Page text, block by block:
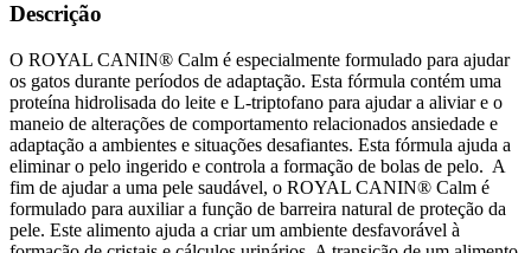
Descrição
O ROYAL CANIN® Calm é especialmente formulado para ajudar
os gatos durante períodos de adaptação. Esta fórmula contém uma
proteína hidrolisada do leite e L-triptofano para ajudar a aliviar e o
maneio de alterações de comportamento relacionados ansiedade e
adaptação a ambientes e situações desafiantes. Esta fórmula ajuda a
eliminar o pelo ingerido e controla a formação de bolas de pelo. A
fim de ajudar a uma pele saudável, o ROYAL CANIN® Calm é
formulado para auxiliar a função de barreira natural de proteção da
pele. Este alimento ajuda a criar um ambiente desfavorável à